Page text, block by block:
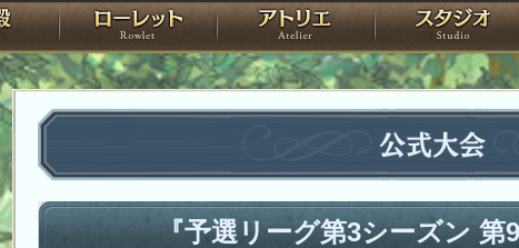
PandoraPartyProject
神殿 ローレット アトリエ
公式大会
『予選リーグ第3シーズン 第